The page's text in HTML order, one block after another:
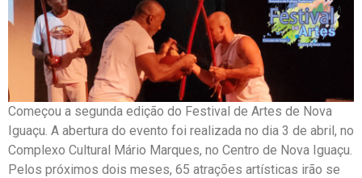
Começou a segunda edição do Festival de Artes de Nova
Iguaçu. A abertura do evento foi realizada no dia 3 de abril, no
Complexo Cultural Mário Marques, no Centro de Nova Iguaçu.
Pelos próximos dois meses, 65 atrações artísticas irão se